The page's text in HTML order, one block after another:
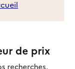
de prix
recherches,